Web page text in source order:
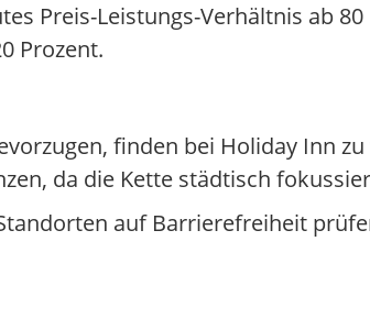
Preis-Leistungs-Verhältnis ab
Prozent.
finden bei Holiday Inn
da die Kette städtisch
auf Barrierefreiheit